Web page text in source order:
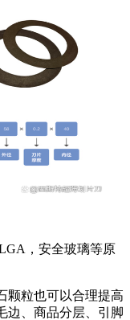
，安全玻璃等原
颗粒也可以合理提高
边、商品分层、引脚